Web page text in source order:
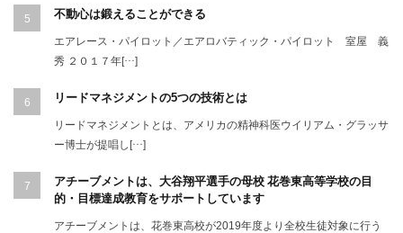
不動心は鍛えることができる
エアレース・パイロット／エアロバティック・パイロット 室屋 義
秀 ２０１７年[…]
リードマネジメントの5つの技術とは
リードマネジメントとは、アメリカの精神科医ウイリアム・グラッサ
ー博士が提唱し[…]
アチーブメントは、大谷翔平選手の母校 花巻東高等学校の目
的・目標達成教育をサポートしています
アチーブメントは、花巻東高校が2019年度より全校生徒対象に行う